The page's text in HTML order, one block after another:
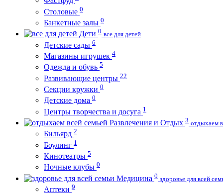
Столовые 0
Банкетные залы 0
Дети 0 все для детей
Детские сады 6
Магазины игрушек 4
Одежда и обувь 5
Развивающие центры 22
Секции кружки 0
Детские дома 0
Центры творчества и досуга 1
Развлечения и Отдых 3 отдыхаем
Бильярд 2
Боулинг 1
Кинотеатры 5
Ночные клубы 0
Медицина 0 здоровье для всей
Аптеки 9